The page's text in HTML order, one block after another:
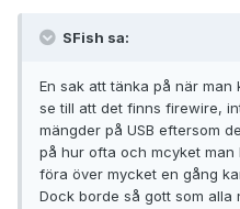
SFish sa:
En sak att tänka på när
se till att det finns firewire,
mängder på USB eftersom
på hur ofta och mcyket man
föra över mycket en gång
Dock borde så gott som